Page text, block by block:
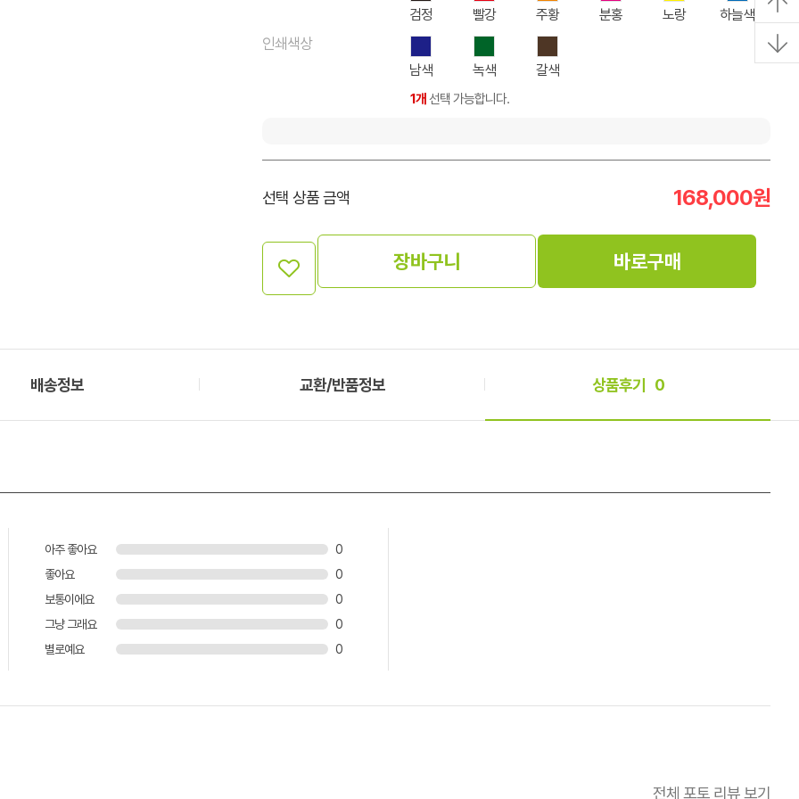
인쇄색상
검정 빨강 주황 분홍 노랑 하늘색
남색 녹색 갈색
1개 선택 가능합니다.
선택 상품 금액 168,000원
장바구니 바로구매
배송정보 교환/반품정보 상품후기 0
아주 좋아요
0
좋아요
0
보통이에요
0
그냥 그래요
0
별로예요
0
전체 포토 리뷰 보기